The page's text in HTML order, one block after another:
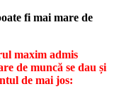
fi mai mare de
maxim admis
de muncă se dau și
de mai jos: